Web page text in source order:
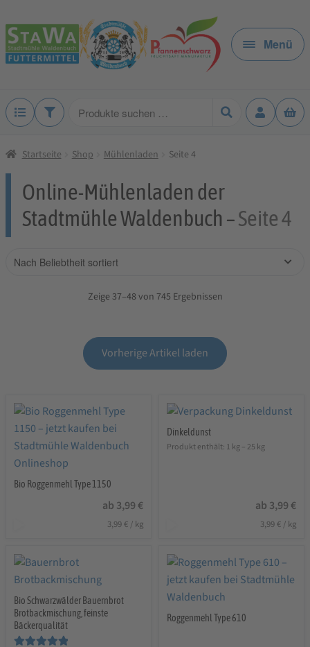
Zur
Navigation
springen
Zum
Inhalt
springen
Menü
Produkte
Startseite Shop Mühlenladen Seite 4
Online-Mühlenladen der
Stadtmühle Waldenbuch –Seite 4
Zeige 37–48 von 745 Ergebnissen
Vorherige Artikel laden
Bio Roggenmehl Type 1150
ab 3,99 €
3,99 € / kg
Dinkeldunst
Produkt enthält: 1 kg– 25 kg
ab 3,99 €
3,99 €/ kg
Bio Schwarzwälder Bauernbrot
Brotbackmischung, feinste
Bäckerqualität
Roggenmehl Type 610